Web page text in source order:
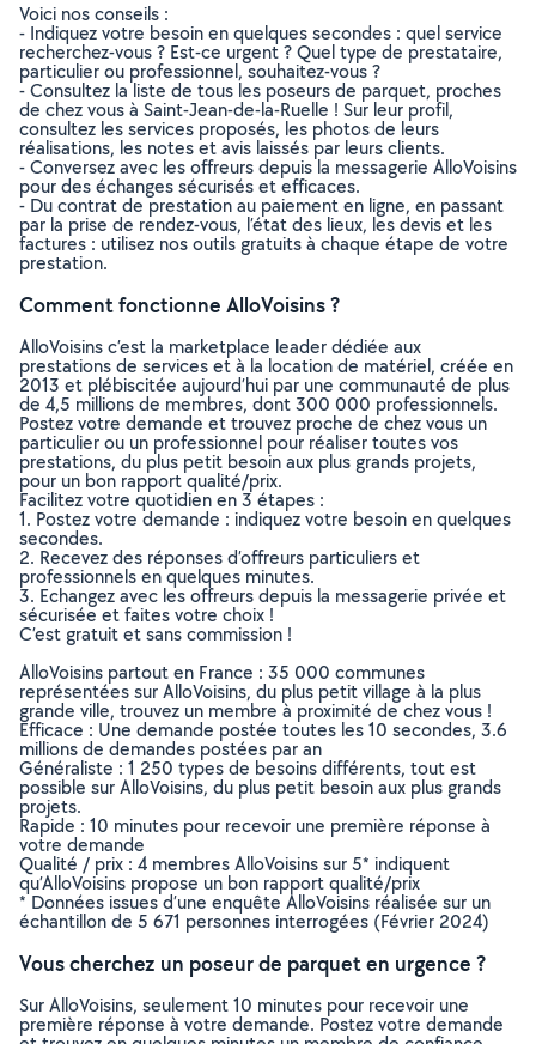
Voici nos conseils :
- Indiquez votre besoin en quelques secondes : quel service
recherchez-vous ? Est-ce urgent ? Quel type de prestataire,
particulier ou professionnel, souhaitez-vous ?
- Consultez la liste de tous les poseurs de parquet, proches
de chez vous à Saint-Jean-de-la-Ruelle ! Sur leur profil,
consultez les services proposés, les photos de leurs
réalisations, les notes et avis laissés par leurs clients.
- Conversez avec les offreurs depuis la messagerie AlloVoisins
pour des échanges sécurisés et efficaces.
- Du contrat de prestation au paiement en ligne, en passant
par la prise de rendez-vous, l’état des lieux, les devis et les
factures : utilisez nos outils gratuits à chaque étape de votre
prestation.
Comment fonctionne AlloVoisins ?
AlloVoisins c’est la marketplace leader dédiée aux
prestations de services et à la location de matériel, créée en
2013 et plébiscitée aujourd’hui par une communauté de plus
de 4,5 millions de membres, dont 300 000 professionnels.
Postez votre demande et trouvez proche de chez vous un
particulier ou un professionnel pour réaliser toutes vos
prestations, du plus petit besoin aux plus grands projets,
pour un bon rapport qualité/prix.
Facilitez votre quotidien en 3 étapes :
1. Postez votre demande : indiquez votre besoin en quelques
secondes.
2. Recevez des réponses d’offreurs particuliers et
professionnels en quelques minutes.
3. Echangez avec les offreurs depuis la messagerie privée et
sécurisée et faites votre choix !
C’est gratuit et sans commission !
AlloVoisins partout en France : 35 000 communes
représentées sur AlloVoisins, du plus petit village à la plus
grande ville, trouvez un membre à proximité de chez vous !
Efficace : Une demande postée toutes les 10 secondes, 3.6
millions de demandes postées par an
Généraliste : 1 250 types de besoins différents, tout est
possible sur AlloVoisins, du plus petit besoin aux plus grands
projets.
Rapide : 10 minutes pour recevoir une première réponse à
votre demande
Qualité / prix : 4 membres AlloVoisins sur 5* indiquent
qu’AlloVoisins propose un bon rapport qualité/prix
* Données issues d’une enquête AlloVoisins réalisée sur un
échantillon de 5 671 personnes interrogées (Février 2024)
Vous cherchez un poseur de parquet en urgence ?
Sur AlloVoisins, seulement 10 minutes pour recevoir une
première réponse à votre demande. Postez votre demande